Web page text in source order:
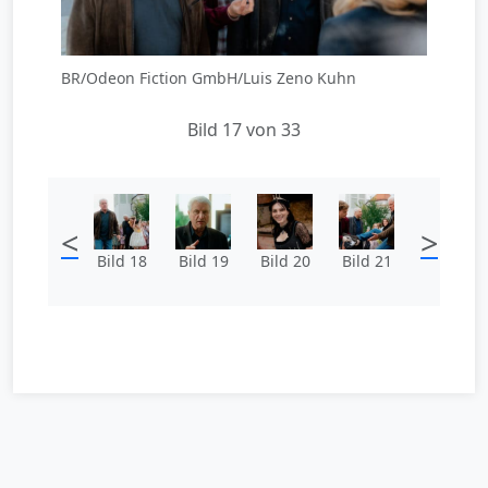
BR/Odeon Fiction GmbH/Luis Zeno Kuhn
Bild 17 von 33
< Bild 18 Bild 19 Bild 20 Bild 21 >